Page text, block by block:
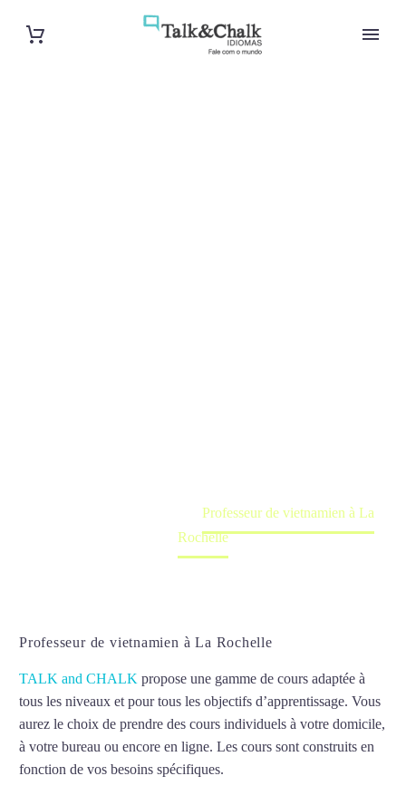
Professeur de vietnamien à La
Rochelle
Professeur de vietnamien à La Rochelle
TALK and CHALK propose une gamme de cours adaptée à
tous les niveaux et pour tous les objectifs d’apprentissage. Vous
aurez le choix de prendre des cours individuels à votre domicile,
à votre bureau ou encore en ligne. Les cours sont construits en
fonction de vos besoins spécifiques.